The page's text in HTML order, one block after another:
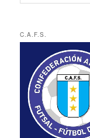
C.A.F.S.